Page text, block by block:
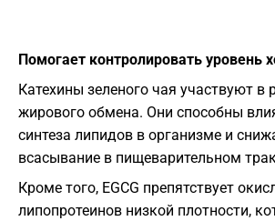
Помогает контролировать уровень
Катехины зеленого чая участвуют в
жирового обмена. Они способны
синтеза липидов в организме и
всасывание в пищеварительном
Кроме того, EGCG препятствует
липопротеинов низкой плотности,